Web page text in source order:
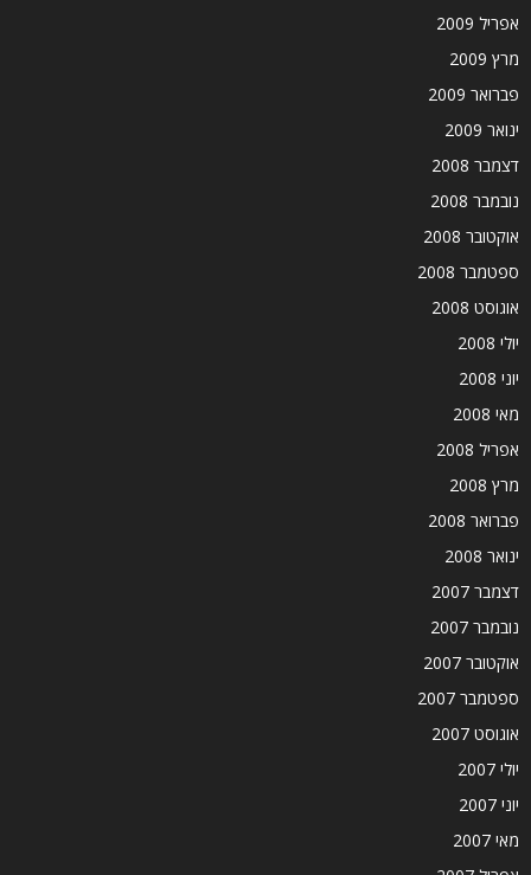
אפריל 2009
מרץ 2009
פברואר 2009
ינואר 2009
דצמבר 2008
נובמבר 2008
אוקטובר 2008
ספטמבר 2008
אוגוסט 2008
יולי 2008
יוני 2008
מאי 2008
אפריל 2008
מרץ 2008
פברואר 2008
ינואר 2008
דצמבר 2007
נובמבר 2007
אוקטובר 2007
ספטמבר 2007
אוגוסט 2007
יולי 2007
יוני 2007
מאי 2007